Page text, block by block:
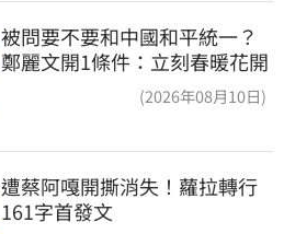
被問要不要和中國和平統一？
鄭麗文開1條件：立刻春暖花開
(2026年08月10日)
遭蔡阿嘎開撕消失！蘿拉轉行
161字首發文